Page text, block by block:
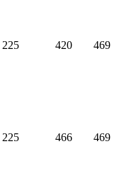
225 420 469
225 466 469